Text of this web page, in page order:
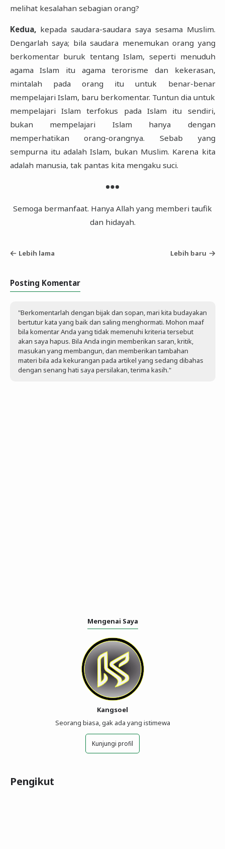
melihat kesalahan sebagian orang?
Kedua,kepada saudara-saudara saya sesama Muslim.
Dengarlah saya; bila saudara menemukan orang yang
berkomentar buruk tentang Islam, seperti menuduh
agama Islam itu agama terorisme dan kekerasan,
mintalah pada orang itu untuk benar-benar
mempelajari Islam, baru berkomentar. Tuntun dia untuk
mempelajari Islam terfokus pada Islam itu sendiri,
bukan mempelajari Islam hanya dengan
memperhatikan orang-orangnya. Sebab yang
sempurna itu adalah Islam, bukan Muslim. Karena kita
adalah manusia, tak pantas kita mengaku suci.
Semoga bermanfaat. Hanya Allah yang memberi taufik
dan hidayah.
Lebih lama Lebih baru
Posting Komentar
"Berkomentarlah dengan bijak dan sopan, mari kita budayakan
bertutur kata yang baik dan saling menghormati. Mohon maaf
bila komentar Anda yang tidak memenuhi kriteria tersebut
akan saya hapus. Bila Anda ingin memberikan saran, kritik,
masukan yang membangun, dan memberikan tambahan
materi bila ada kekurangan pada artikel yang sedang dibahas
dengan senang hati saya persilakan, terima kasih."
Mengenai Saya
Kangsoel
Seorang biasa, gak ada yang istimewa
Kunjungi profil
Pengikut